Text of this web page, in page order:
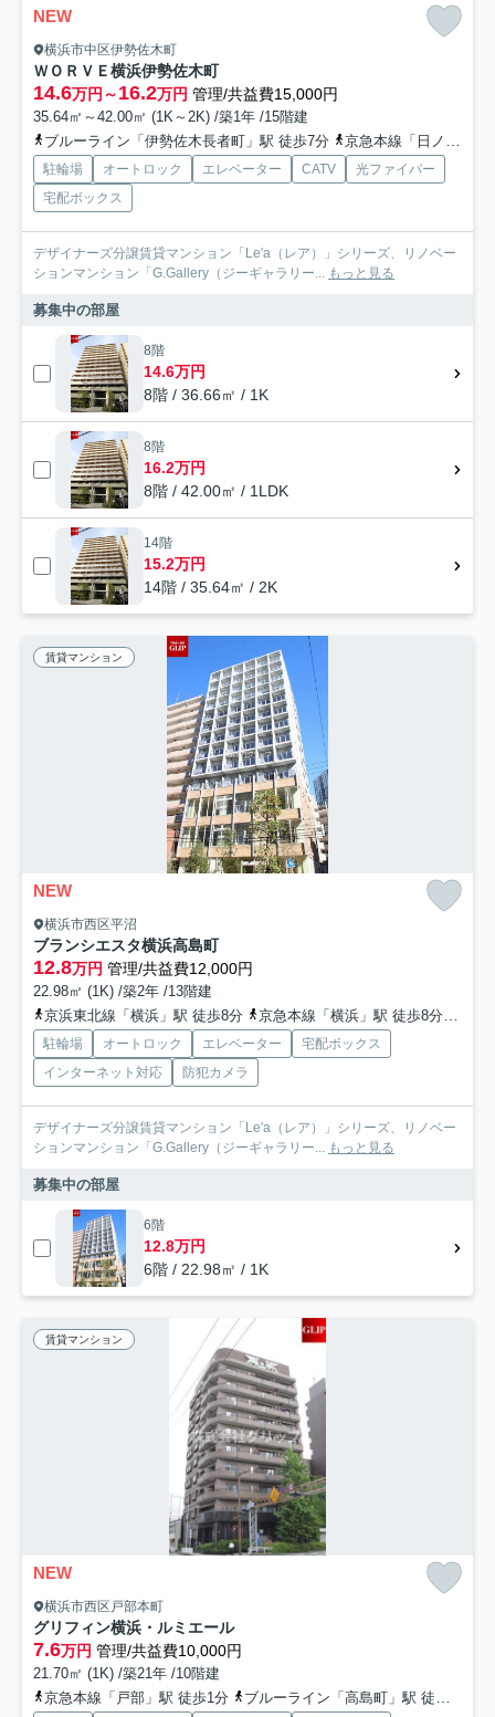
NEW
横浜市中区伊勢佐木町
ＷＯＲＶＥ横浜伊勢佐木町
14.6万円～16.2万円 管理/共益費15,000円
35.64㎡～42.00㎡ (1K～2K) /築1年 /15階建
ブルーライン「伊勢佐木長者町」駅 徒歩7分
京急本線「日ノ出町」駅 徒歩8分
駐輪場 オートロック エレベーター CATV
光ファイバー
宅配ボックス
デザイナーズ分譲賃貸マンション「Le'a（レア）」シリーズ、リノベー
ションマンション「G.Gallery（ジーギャラリー... もっと見る
募集中の部屋
8階
14.6万円
8階 / 36.66㎡ / 1K
8階
16.2万円
8階 / 42.00㎡ / 1LDK
14階
15.2万円
14階 / 35.64㎡ / 2K
賃貸マンション
NEW
横浜市西区平沼
ブランシエスタ横浜高島町
12.8万円 管理/共益費12,000円
22.98㎡ (1K) /築2年 /13階建
京浜東北線「横浜」駅 徒歩8分
京急本線「横浜」駅 徒歩8分
駐輪場 オートロック エレベーター
宅配ボックス
インターネット対応
防犯カメラ
デザイナーズ分譲賃貸マンション「Le'a（レア）」シリーズ、リノベー
ションマンション「G.Gallery（ジーギャラリー... もっと見る
募集中の部屋
6階
12.8万円
6階 / 22.98㎡ / 1K
賃貸マンション
NEW
横浜市西区戸部本町
グリフィン横浜・ルミエール
7.6万円 管理/共益費10,000円
21.70㎡ (1K) /築21年 /10階建
京急本線「戸部」駅 徒歩1分
ブルーライン「高島町」駅 徒歩4分